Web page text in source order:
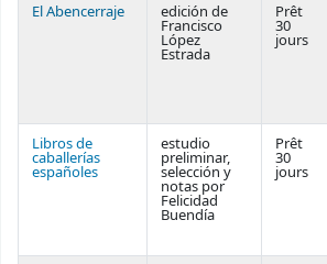
El Abencerraje edición de
Francisco
López
Estrada
Prêt
30
jours
Libros de
caballerías
españoles
estudio
preliminar,
selección y
notas por
Felicidad
Buendía
Prêt
30
jours